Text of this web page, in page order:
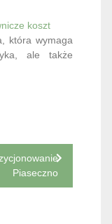
koszt
która wymaga
ale także
Piaseczno